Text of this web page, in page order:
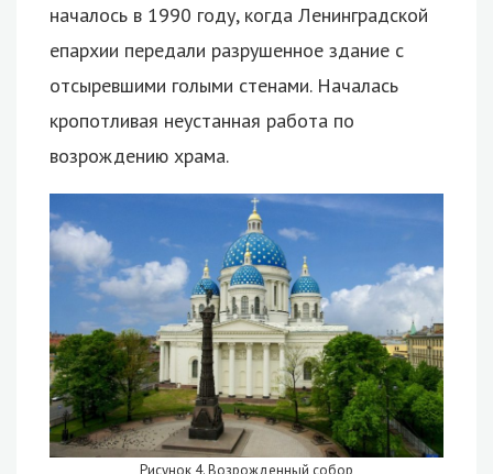
началось в 1990 году, когда Ленинградской
епархии передали разрушенное здание с
отсыревшими голыми стенами. Началась
кропотливая неустанная работа по
возрождению храма.
Рисунок 4. Возрожденный собор